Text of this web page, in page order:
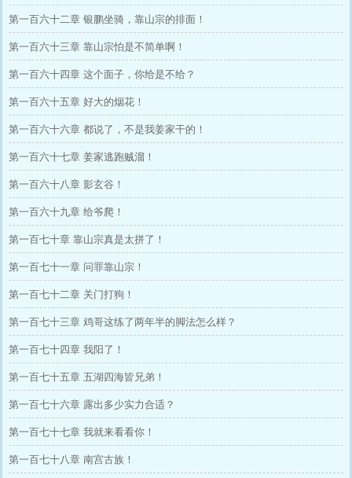
第一百六十二章 银鹏坐骑，靠山宗的排面！
第一百六十三章 靠山宗怕是不简单啊！
第一百六十四章 这个面子，你给是不给？
第一百六十五章 好大的烟花！
第一百六十六章 都说了，不是我姜家干的！
第一百六十七章 姜家逃跑贼溜！
第一百六十八章 影玄谷！
第一百六十九章 给爷爬！
第一百七十章 靠山宗真是太拼了！
第一百七十一章 问罪靠山宗！
第一百七十二章 关门打狗！
第一百七十三章 鸡哥这练了两年半的脚法怎么样？
第一百七十四章 我阳了！
第一百七十五章 五湖四海皆兄弟！
第一百七十六章 露出多少实力合适？
第一百七十七章 我就来看看你！
第一百七十八章 南宫古族！